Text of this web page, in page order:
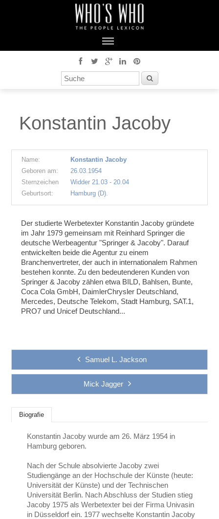
Konstantin Jacoby
Name:
Konstantin Jacoby
Geboren am:
26.03.1954
Sternzeichen
Widder 21.03 - 20.04
Geburtsort:
Hamburg (D).
Der studierte Werbetexter Konstantin Jacoby gründete
im Jahr 1979 gemeinsam mit Reinhard Springer die
deutsche Werbeagentur "Springer & Jacoby". Darauf
entwickelten beide die Agentur zu einem
Branchenvertreter, der auch in internationalem Rahmen
bestehen konnte. Zu den bedeutenderen Kunden von
Springer & Jacoby zählen etwa BILD, Bahlsen, Bunte,
Coca Cola GmbH, DaimlerChrysler Deutschland,
Mercedes, Deutsche Telekom, Stadt Hamburg, SAT.1,
PRO7 und Unicef Deutschland...
Samuel L. Jackson
Mick Jagger
Biografie
Konstantin Jacoby wurde am 26. März 1954 in
Hamburg geboren.
Nach der Schule absolvierte Jacoby zwei
Studiengänge an der Hochschule der Künste (heute:
Universität der Künste) und der Technischen
Universität Berlin. Nach Abschluss der Studien stieg
Jacoby 1975 als Werbetexter bei der Firma Univasin
in Düsseldorf ein. 1977 wechselte Konstantin Jacoby